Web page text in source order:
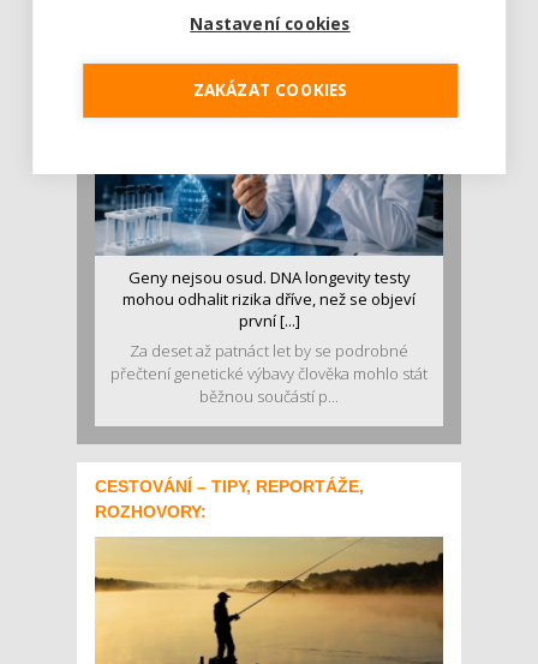
Geny nejsou osud. DNA longevity testy
mohou odhalit rizika dříve, než se objeví
první [...]
Za deset až patnáct let by se podrobné
přečtení genetické výbavy člověka mohlo stát
běžnou součástí p...
CESTOVÁNÍ – TIPY, REPORTÁŽE,
ROZHOVORY:
Nastavení cookies
ZAKÁZAT COOKIES